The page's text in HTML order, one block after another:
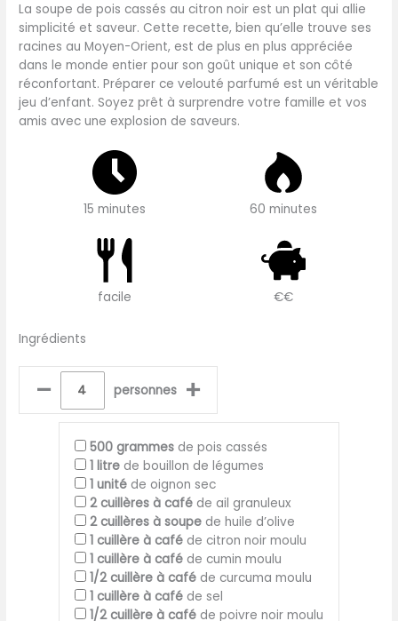
La soupe de pois cassés au citron noir est un plat qui allie
simplicité et saveur. Cette recette, bien qu’elle trouve ses
racines au Moyen-Orient, est de plus en plus appréciée
dans le monde entier pour son goût unique et son côté
réconfortant. Préparer ce velouté parfumé est un véritable
jeu d’enfant. Soyez prêt à surprendre votre famille et vos
amis avec une explosion de saveurs.
15 minutes 60 minutes
facile €€
Ingrédients
– personnes +
500 grammes de pois cassés
1 litre de bouillon de légumes
1 unité de oignon sec
2 cuillères à café de ail granuleux
2 cuillères à soupe de huile d’olive
1 cuillère à café de citron noir moulu
1 cuillère à café de cumin moulu
1/2 cuillère à café de curcuma moulu
1 cuillère à café de sel
1/2 cuillère à café de poivre noir moulu